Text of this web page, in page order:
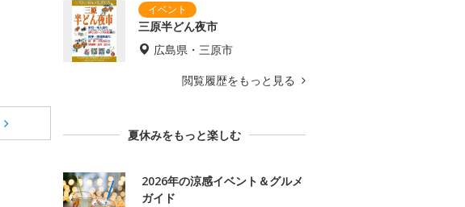
三原半どん夜市
広島県・三原市
閲覧履歴をもっと見る
夏休みをもっと楽しむ
2026年の涼感イベント＆グルメ
ガイド